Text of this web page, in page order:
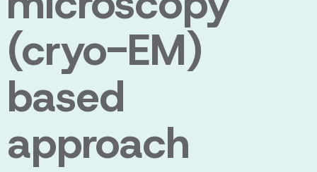
(cryo-EM)
based
approach